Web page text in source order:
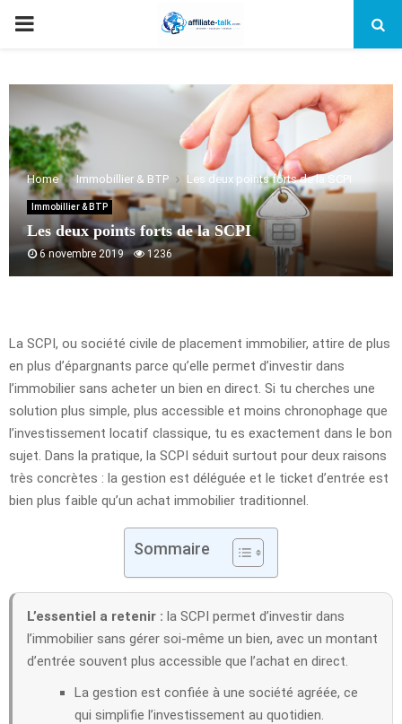
PRIMARY
Home Immobillier & BTP Les deux points forts de la SCPI
Immobillier & BTP
Les deux points forts de la SCPI
6 novembre 2019 1236
La SCPI, ou société civile de placement immobilier, attire de plus
en plus d’épargnants parce qu’elle permet d’investir dans
l’immobilier sans acheter un bien en direct. Si tu cherches une
solution plus simple, plus accessible et moins chronophage que
l’investissement locatif classique, tu es exactement dans le bon
sujet. Dans la pratique, la SCPI séduit surtout pour deux raisons
très concrètes : la gestion est déléguée et le ticket d’entrée est
bien plus faible qu’un achat immobilier traditionnel.
Sommaire
L’essentiel a retenir : la SCPI permet d’investir dans
l’immobilier sans gérer soi-même un bien, avec un montant
d’entrée souvent plus accessible que l’achat en direct.
La gestion est confiée à une société agréée, ce
qui simplifie l’investissement au quotidien.